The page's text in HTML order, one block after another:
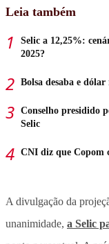
Leia também
Selic a 12,25%:
2025?
Bolsa desaba e
Conselho presidido
Selic
CNI diz que Copom
A divulgação da
unanimidade, a Selic